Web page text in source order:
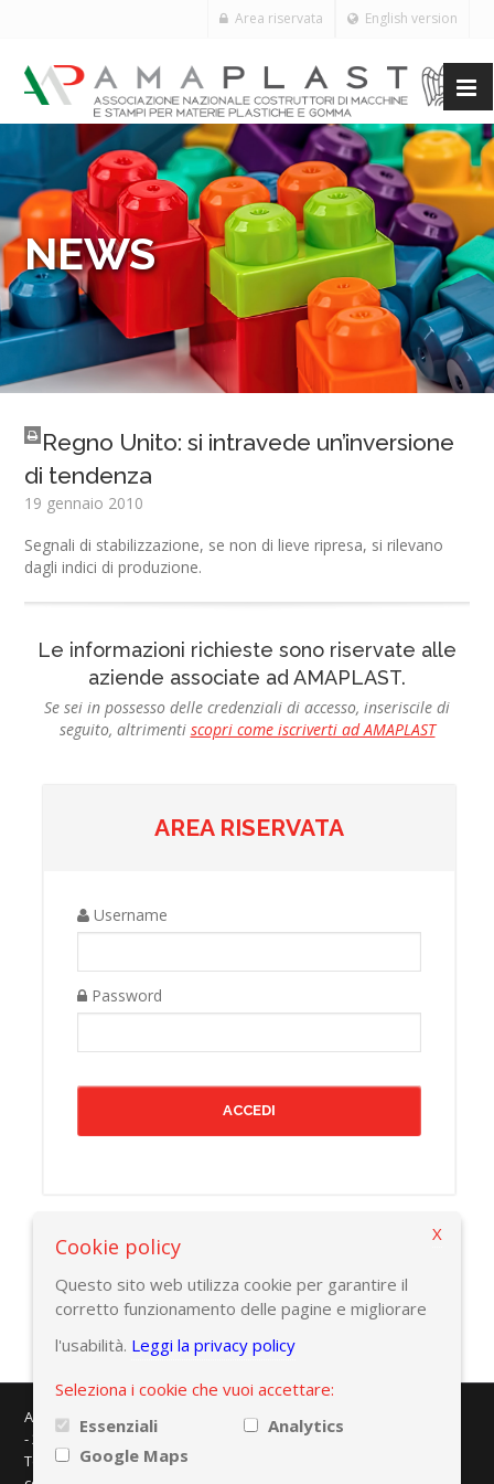
English version
Area riservata
NEWS
Regno Unito: si intravede un’inversione
di tendenza
19 gennaio 2010
Segnali di stabilizzazione, se non di lieve ripresa, si rilevano
dagli indici di produzione.
Le informazioni richieste sono riservate alle
aziende associate ad AMAPLAST.
Se sei in possesso delle credenziali di accesso, inseriscile di
seguito, altrimenti scopri come iscriverti ad AMAPLAST
AREA RISERVATA
Username
Password
Torna alla pagina precedente
AMAPLAST - Centro Direzionale Milanofiori - Strada 1 - Palazzo F/3
- 20057 Assago (MI)
Tel. +39 02 8228371 - e-mail:
Cookie policy
Questo sito web utilizza cookie per garantire il
corretto funzionamento delle pagine e migliorare
l'usabilità. Leggi la privacy policy
Seleziona i cookie che vuoi accettare:
Essenziali
Analytics
Google Maps
X